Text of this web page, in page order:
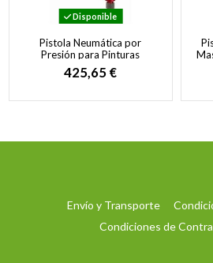
Disponible
Pistola Neumática por
Presión para Pinturas
Densas y Gotelé
425,65 €
Envío y Transporte
Condiciones de